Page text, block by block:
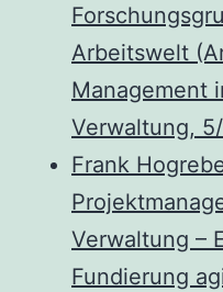
Arbeitswelt
Management
Verwaltung,
Frank
Verwaltung –
Fundierung